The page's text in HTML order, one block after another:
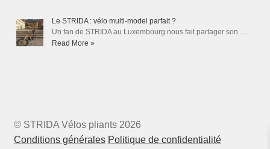
Le STRIDA : vélo multi-model parfait ?
Un fan de STRIDA au Luxembourg nous fait partager son …
Read More »
© STRIDA Vélos pliants 2026
Conditions générales Politique de confidentialité